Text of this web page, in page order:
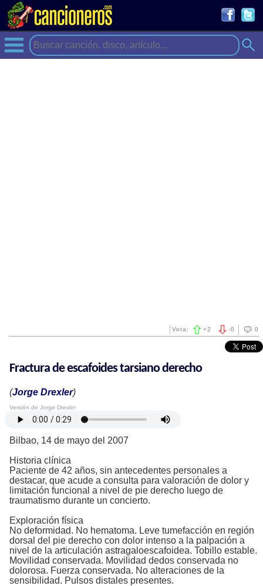
0
-0
Vota: +2
Fractura de escafoides tarsiano derecho
(Jorge Drexler)
Versión de Jorge Drexler
Bilbao, 14 de mayo del 2007
Historia clínica
Paciente de 42 años, sin antecedentes personales a
destacar, que acude a consulta para valoración de dolor y
limitación funcional a nivel de pie derecho luego de
traumatismo durante un concierto.
Exploración física
No deformidad. No hematoma. Leve tumefacción en región
dorsal del pie derecho con dolor intenso a la palpación a
nivel de la articulación astragaloescafoidea. Tobillo estable.
Movilidad conservada. Movilidad dedos conservada no
dolorosa. Fuerza conservada. No alteraciones de la
sensibilidad. Pulsos distales presentes.